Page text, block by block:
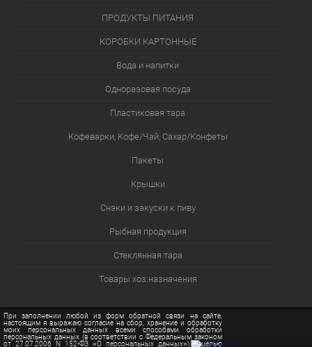
ПРОДУКТЫ ПИТАНИЯ
КОРОБКИ КАРТОННЫЕ
Вода и напитки
Одноразовая посуда
Пластиковая тара
Кофеварки, Кофе/Чай, Сахар/Конфеты
Пакеты
Крышки
Снэки и закуски к пиву
Рыбная продукция
Стеклянная тара
Товары хоз.назначения
При заполнении любой из форм обратной связи на сайте,
настоящим я выражаю согласие на сбор, хранение и обработку
моих персональных данных всеми способами обработки
персональных данных (в соответствии с Федеральным законом
от 27.07.2006 N 152-ФЗ «О персональных данных») с целью